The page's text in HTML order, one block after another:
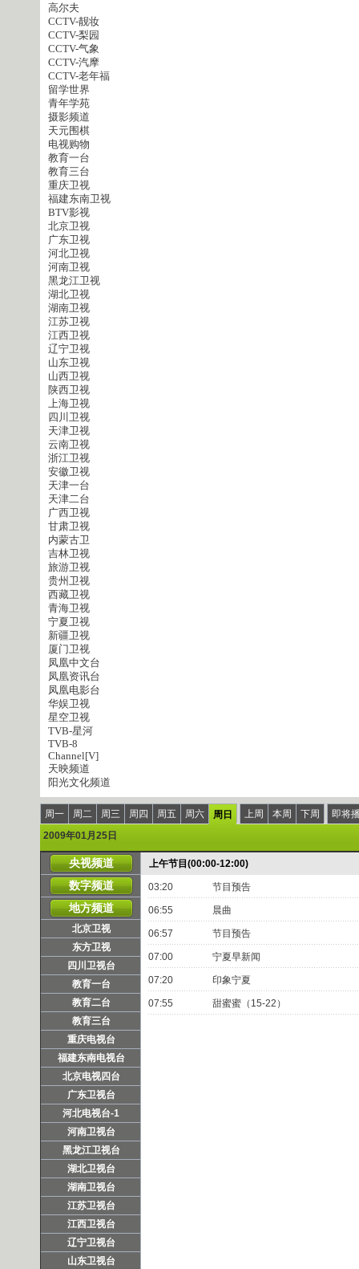
高尔夫
CCTV-靓妆
CCTV-梨园
CCTV-气象
CCTV-汽摩
CCTV-老年福
留学世界
青年学苑
摄影频道
天元围棋
电视购物
教育一台
教育三台
重庆卫视
福建东南卫视
BTV影视
北京卫视
广东卫视
河北卫视
河南卫视
黑龙江卫视
湖北卫视
湖南卫视
江苏卫视
江西卫视
辽宁卫视
山东卫视
山西卫视
陕西卫视
上海卫视
四川卫视
天津卫视
云南卫视
浙江卫视
安徽卫视
天津一台
天津二台
广西卫视
甘肃卫视
内蒙古卫
吉林卫视
旅游卫视
贵州卫视
西藏卫视
青海卫视
宁夏卫视
新疆卫视
厦门卫视
凤凰中文台
凤凰资讯台
凤凰电影台
华娱卫视
星空卫视
TVB-星河
TVB-8
Channel[V]
天映频道
阳光文化频道
周一 周二 周三 周四 周五 周六 周日 上周 本周 下周
即将
2009年01月25日
央视频道
数字频道
地方频道
北京卫视
东方卫视
四川卫视台
教育一台
教育二台
教育三台
重庆电视台
福建东南电视台
北京电视四台
广东卫视台
河北电视台-1
河南卫视台
黑龙江卫视台
湖北卫视台
湖南卫视台
江苏卫视台
江西卫视台
辽宁卫视台
山东卫视台
上午节目(00:00-12:00)
03:20 节目预告
06:55 晨曲
06:57 节目预告
07:00 宁夏早新闻
07:20 印象宁夏
07:55 甜蜜蜜（15-22）